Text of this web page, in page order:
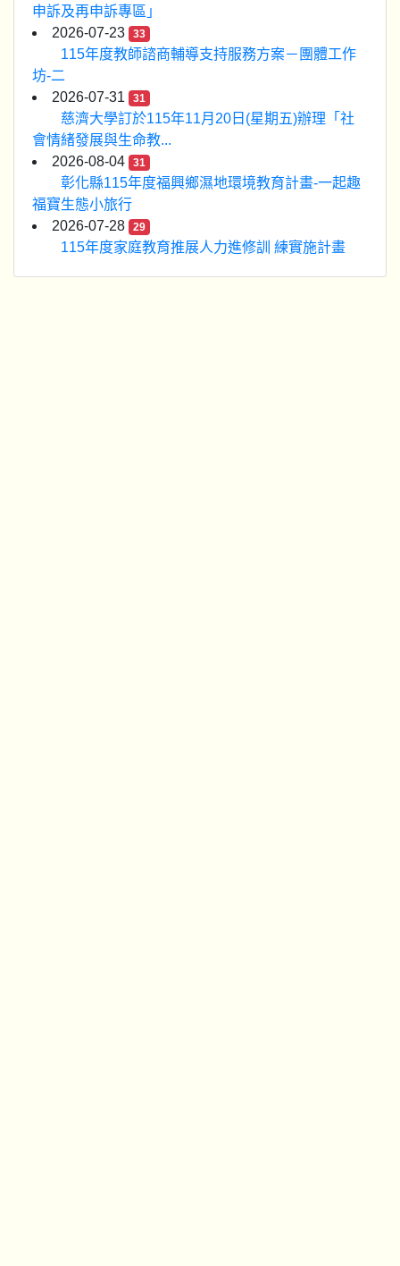
申訴及再申訴專區」
2026-07-23
33
115年度教師諮商輔導支持服務方案－團體工作
坊-二
2026-07-31
31
慈濟大學訂於115年11月20日(星期五)辦理「社
會情緒發展與生命教...
2026-08-04
31
彰化縣115年度福興鄉濕地環境教育計畫-一起趣
福寶生態小旅行
2026-07-28
29
115年度家庭教育推展人力進修訓 練實施計畫